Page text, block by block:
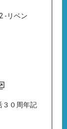
-リベン
３０周年記